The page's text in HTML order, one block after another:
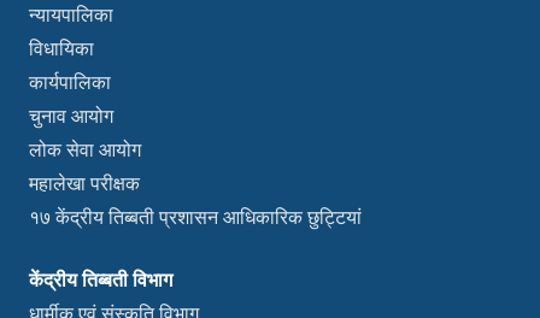
न्यायपालिका
विधायिका
कार्यपालिका
चुनाव आयोग
लोक सेवा आयोग
महालेखा परीक्षक
१७ केंद्रीय तिब्बती प्रशासन आधिकारिक छुट्टियां
केंद्रीय तिब्बती विभाग